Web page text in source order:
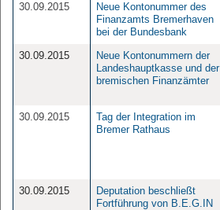
30.09.2015
Neue Kontonummer des
Finanzamts Bremerhaven
bei der Bundesbank
30.09.2015
Neue Kontonummern der
Landeshauptkasse und der
bremischen Finanzämter
30.09.2015
Tag der Integration im
Bremer Rathaus
30.09.2015
Deputation beschließt
Fortführung von B.E.G.IN